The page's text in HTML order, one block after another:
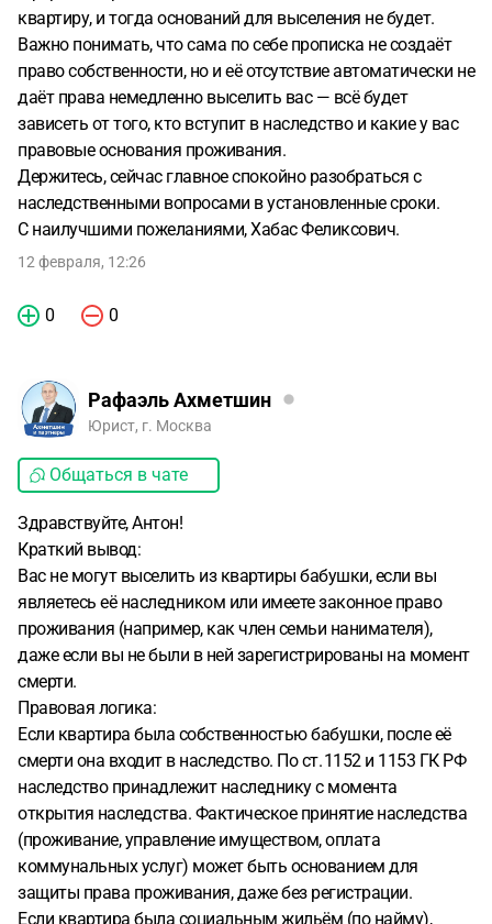
квартиру, и тогда оснований для выселения не будет.
Важно понимать, что сама по себе прописка не создаёт
право собственности, но и её отсутствие автоматически не
даёт права немедленно выселить вас — всё будет
зависеть от того, кто вступит в наследство и какие у вас
правовые основания проживания.
Держитесь, сейчас главное спокойно разобраться с
наследственными вопросами в установленные сроки.
С наилучшими пожеланиями, Хабас Феликсович.
12 февраля, 12:26
0 0
Рафаэль Ахметшин
Юрист, г. Москва
Общаться в чате
Здравствуйте, Антон!
Краткий вывод:
Вас не могут выселить из квартиры бабушки, если вы
являетесь её наследником или имеете законное право
проживания (например, как член семьи нанимателя),
даже если вы не были в ней зарегистрированы на момент
смерти.
Правовая логика:
Если квартира была собственностью бабушки, после её
смерти она входит в наследство. По ст. 1152 и 1153 ГК РФ
наследство принадлежит наследнику с момента
открытия наследства. Фактическое принятие наследства
(проживание, управление имуществом, оплата
коммунальных услуг) может быть основанием для
защиты права проживания, даже без регистрации.
Если квартира была социальным жильём (по найму),